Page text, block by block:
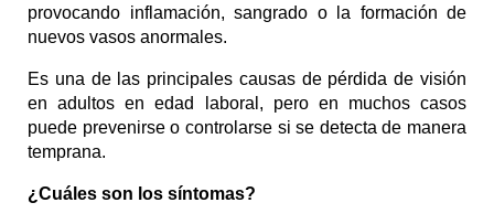
provocando inflamación, sangrado o la formación de
nuevos vasos anormales.
Es una de las principales causas de pérdida de visión
en adultos en edad laboral, pero en muchos casos
puede prevenirse o controlarse si se detecta de manera
temprana.
¿Cuáles son los síntomas?